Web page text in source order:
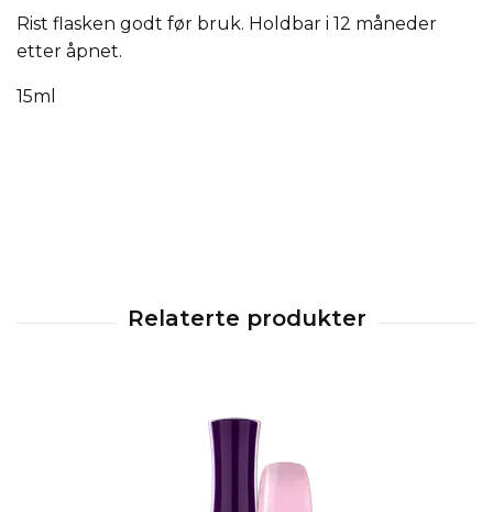
Rist flasken godt før bruk. Holdbar i 12 måneder
etter åpnet.
15ml